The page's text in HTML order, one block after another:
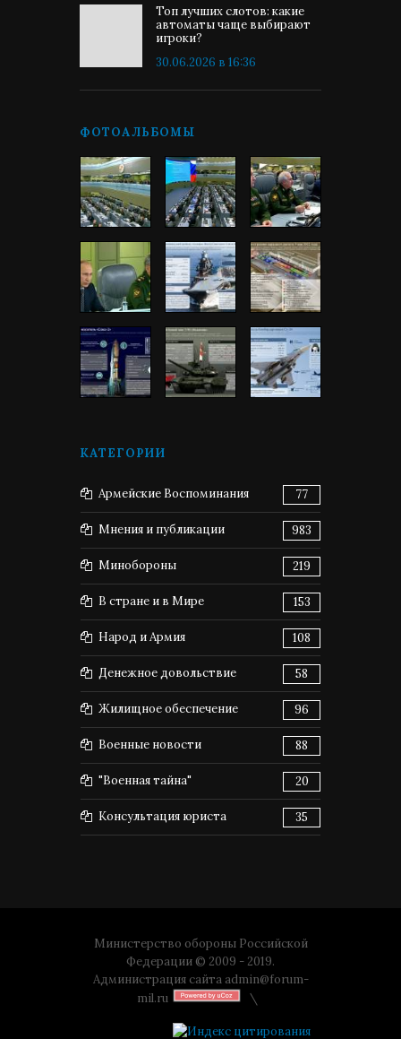
Топ лучших слотов: какие
автоматы чаще выбирают
игроки?
30.06.2026 в 16:36
ФОТОАЛЬБОМЫ
КАТЕГОРИИ
Армейские Воспоминания 77
Мнения и публикации 983
Минобороны 219
В стране и в Мире 153
Народ и Армия 108
Денежное довольствие 58
Жилищное обеспечение 96
Военные новости 88
"Военная тайна" 20
Консультация юриста 35
Министерство обороны Российской
Федерации © 2009 - 2019.
Администрация сайта admin@forum-
mil.ru